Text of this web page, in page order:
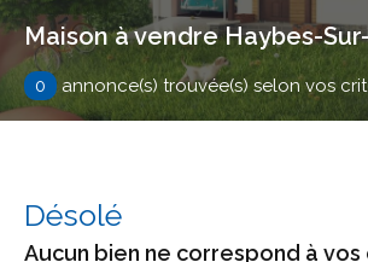
Maison à vendre Haybes-
0 annonce(s) trouvée(s) selon vos
Désolé
Aucun bien ne correspond à
critères
Type
d'offre
Vente
bien